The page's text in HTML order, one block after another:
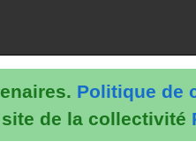
Politique de
de la collectivité